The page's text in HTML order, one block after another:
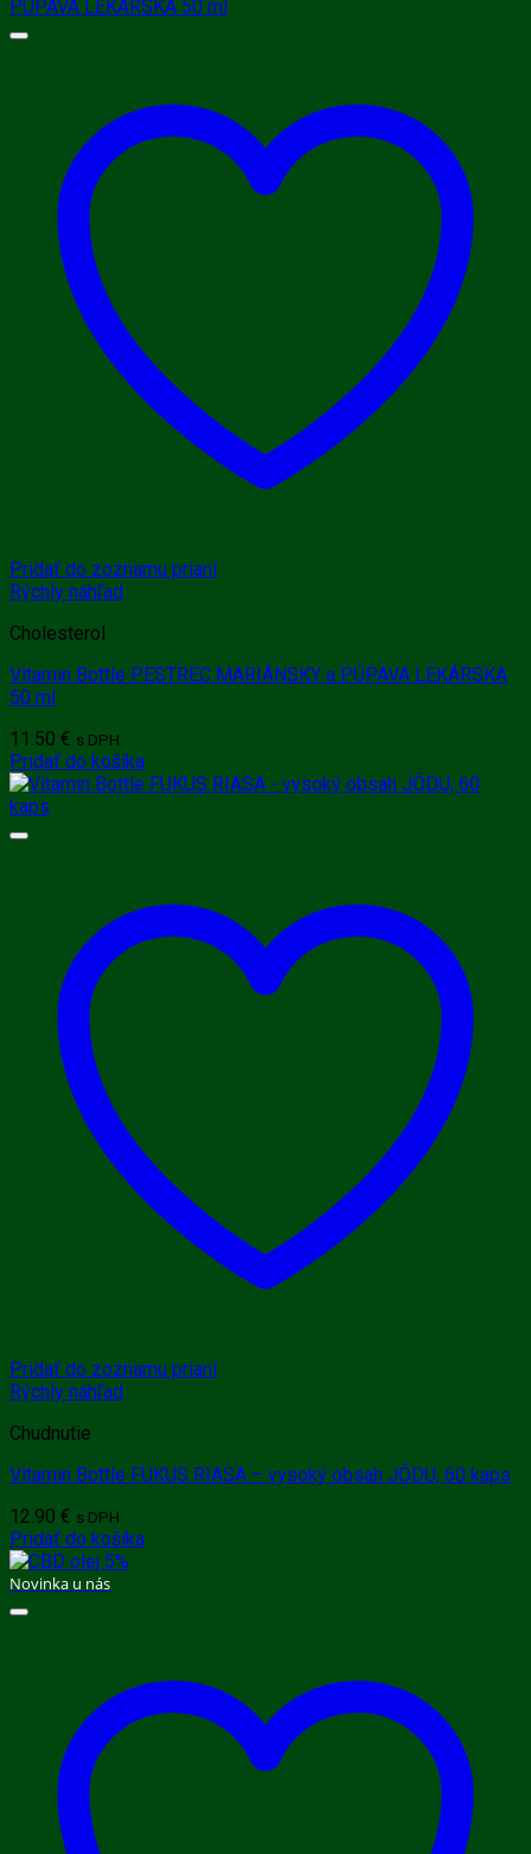
Pridať do zoznamu prianí
Rýchly náhľad
Cholesterol
Vitamin Bottle PESTREC MARIÁNSKY a PÚPAVA LEKÁRSKA
50 ml
11.50 € s DPH
Pridať do košíka
Pridať do zoznamu prianí
Rýchly náhľad
Chudnutie
Vitamin Bottle FUKUS RIASA – vysoký obsah JÓDU, 60 kaps
12.90 € s DPH
Pridať do košíka
Novinka u nás